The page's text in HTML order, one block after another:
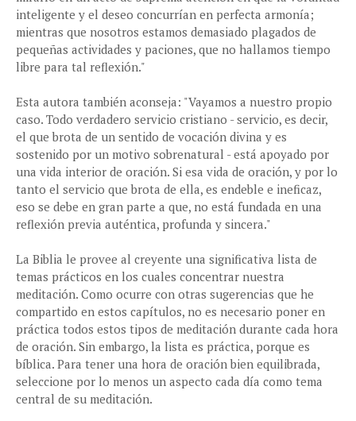
inteligente y el deseo concurrían en perfecta armonía;
mientras que nosotros estamos demasiado plagados de
pequeñas actividades y paciones, que no hallamos tiempo
libre para tal reflexión."
Esta autora también aconseja: "Vayamos a nuestro propio
caso. Todo verdadero servicio cristiano - servicio, es decir,
el que brota de un sentido de vocación divina y es
sostenido por un motivo sobrenatural - está apoyado por
una vida interior de oración. Si esa vida de oración, y por lo
tanto el servicio que brota de ella, es endeble e ineficaz,
eso se debe en gran parte a que, no está fundada en una
reflexión previa auténtica, profunda y sincera."
La Biblia le provee al creyente una significativa lista de
temas prácticos en los cuales concentrar nuestra
meditación. Como ocurre con otras sugerencias que he
compartido en estos capítulos, no es necesario poner en
práctica todos estos tipos de meditación durante cada hora
de oración. Sin embargo, la lista es práctica, porque es
bíblica. Para tener una hora de oración bien equilibrada,
seleccione por lo menos un aspecto cada día como tema
central de su meditación.